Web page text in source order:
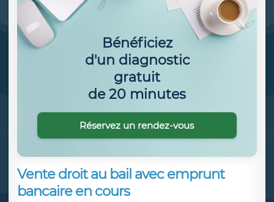
Vente droit au bail avec emprunt
bancaire en cours
Bénéficiez
d'un diagnostic
gratuit
de 20 minutes
Réservez un rendez-vous